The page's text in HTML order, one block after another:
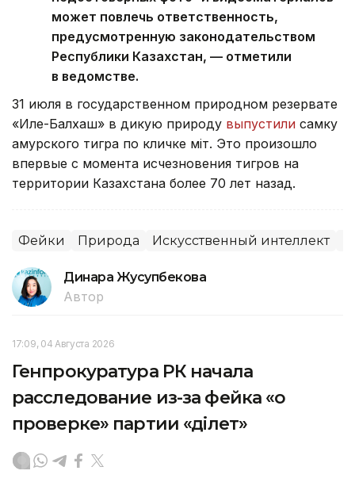
может повлечь ответственность,
предусмотренную законодательством
Республики Казахстан, — отметили
в ведомстве.
31 июля в государственном природном резервате
«Иле-Балхаш» в дикую природу выпустили самку
амурского тигра по кличке Үміт. Это произошло
впервые с момента исчезновения тигров на
территории Казахстана более 70 лет назад.
Фейки Природа Искусственный интеллект
Динара Жусупбекова
Автор
17:09, 04 Августа 2026
Генпрокуратура РК начала
расследование из-за фейка «о
проверке» партии «Әділет»